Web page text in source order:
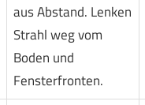
aus Abstand. Lenken
Strahl weg vom
Boden und
Fensterfronten.